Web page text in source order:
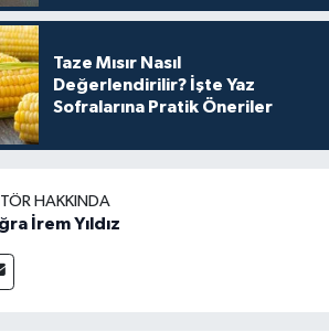
Taze Mısır Nasıl
Değerlendirilir? İşte Yaz
Sofralarına Pratik Öneriler
HAKKINDA
İrem Yıldız